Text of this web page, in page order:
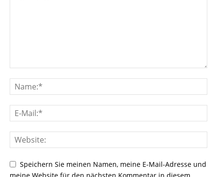
Speichern Sie meinen Namen, meine E-Mail-Adresse und
meine Website für den nächsten Kommentar in diesem